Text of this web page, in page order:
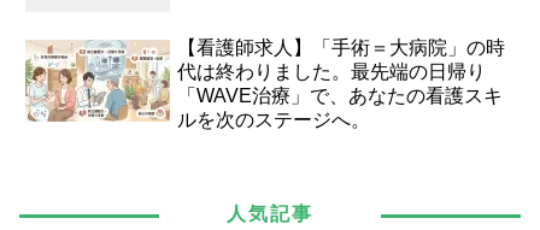
【看護師求人】「手術＝大病院」の時
代は終わりました。最先端の日帰り
「WAVE治療」で、あなたの看護スキ
ルを次のステージへ。
人気記事